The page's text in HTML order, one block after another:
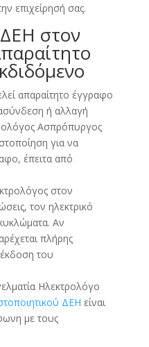
επιχείρησή σας.
στον
απαραίτητο έγγραφο
ή αλλαγή
Ασπρόπυργος
για να
έπειτα από
στον
τον ηλεκτρικό
Αν
πλήρης
του
Ηλεκτρολόγο
ΔΕΗ είναι
με τους